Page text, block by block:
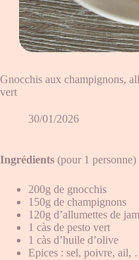
Gnocchis aux champignons,
vert
30/01/2026
Ingrédients (pour 1 personne)
200g de gnocchis
150g de champignons
120g d’allumettes de
1 càs de pesto vert
1 càs d’huile d’olive
Epices : sel, poivre, ail,